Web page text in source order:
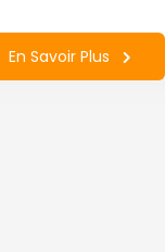
En Savoir Plus